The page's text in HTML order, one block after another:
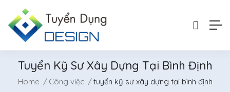
Tuyển Kỹ Sư Xây Dựng Tại Bình Định
Home Công việc tuyển kỹ sư xây dựng tại bình định